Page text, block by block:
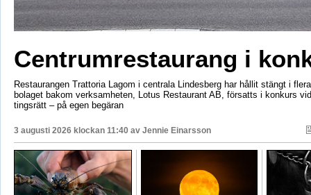
Centrumrestaurang i
Restaurangen Trattoria Lagom i centrala Lindesberg har hållit stängt i
bolaget bakom verksamheten, Lotus Restaurant AB, försatts i konkurs
tingsrätt – på egen begäran
3 augusti 2026 klockan 11:40 av Jennie Einarsson